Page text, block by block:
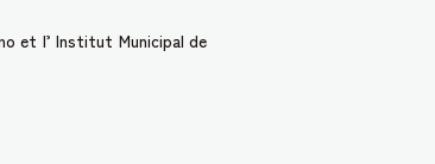
et l’ Institut Municipal de